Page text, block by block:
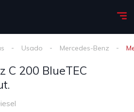
Usado Mercedes-Benz
C 200 BlueTEC